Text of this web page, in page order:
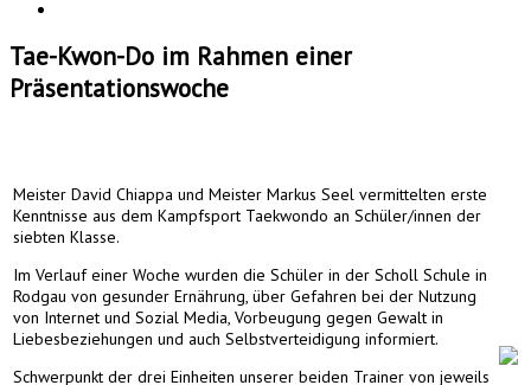
Tae-Kwon-Do im Rahmen einer
Präsentationswoche
Meister David Chiappa und Meister Markus Seel vermittelten erste
Kenntnisse aus dem Kampfsport Taekwondo an Schüler/innen der
siebten Klasse.
Im Verlauf einer Woche wurden die Schüler in der Scholl Schule in
Rodgau von gesunder Ernährung, über Gefahren bei der Nutzung
von Internet und Sozial Media, Vorbeugung gegen Gewalt in
Liebesbeziehungen und auch Selbstverteidigung informiert.
Schwerpunkt der drei Einheiten unserer beiden Trainer von jeweils